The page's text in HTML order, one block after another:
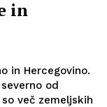
in
in Hercegovino.
od
več zemeljskih